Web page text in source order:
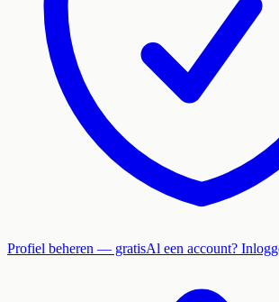
Profiel beheren — gratisAl een account?